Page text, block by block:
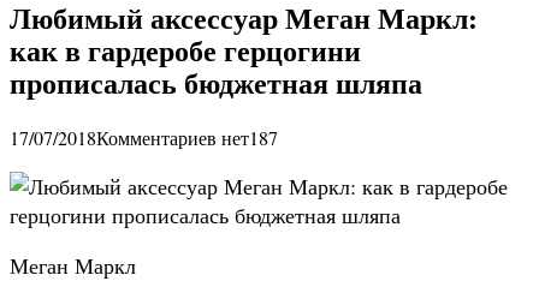
Любимый аксессуар Меган Маркл:
как в гардеробе герцогини
прописалась бюджетная шляпа
17/07/2018Комментариев нет187
Меган Маркл